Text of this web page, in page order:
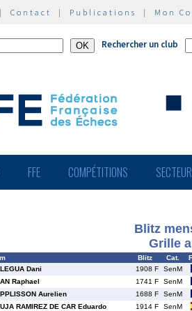
Contact | Publications | Mon
Rechercher un club
FFE COMPÉTITIONS
Blitz
Grille
Blitz Cat.
Dani 1908 F
SenM
Raphael 1741 F
SenM
Aurelien 1688 F
SenM
RAMIREZ DE CAR Eduardo 1914 F
SenM